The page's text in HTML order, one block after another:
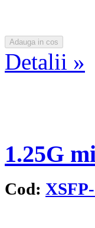
Detalii »
1.25G
Cod: